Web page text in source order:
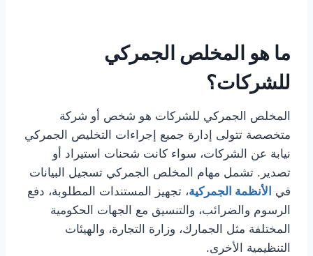
ما هو المخلص الجمركي
للشركات؟
المخلص الجمركي للشركات هو شخص أو شركة
متخصصة تتولى إدارة جميع إجراءات التخليص الجمركي
نيابة عن الشركات، سواء كانت شحنات استيراد أو
تصدير. تشمل مهام المخلص الجمركي تسجيل البيانات
في الأنظمة الجمركية، تجهيز المستندات المطلوبة، دفع
الرسوم والضرائب، والتنسيق مع الجهات الحكومية
المختلفة مثل الجمارك، وزارة التجارة، والهيئات
التنظيمية الأخرى.